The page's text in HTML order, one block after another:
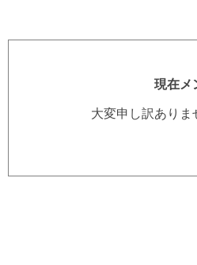
現在メ
大変申し訳あり